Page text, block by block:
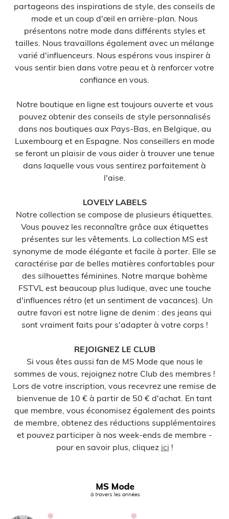
partageons des inspirations de style, des conseils de
mode et un coup d'œil en arrière-plan. Nous
présentons notre mode dans différents styles et
tailles. Nous travaillons également avec un mélange
varié d'influenceurs. Nous espérons vous inspirer à
vous sentir bien dans votre peau et à renforcer votre
confiance en vous.
Notre boutique en ligne est toujours ouverte et vous
pouvez obtenir des conseils de style personnalisés
dans nos boutiques aux Pays-Bas, en Belgique, au
Luxembourg et en Espagne. Nos conseillers en mode
se feront un plaisir de vous aider à trouver une tenue
dans laquelle vous vous sentirez parfaitement à
l'aise.
LOVELY LABELS
Notre collection se compose de plusieurs étiquettes.
Vous pouvez les reconnaître grâce aux étiquettes
présentes sur les vêtements. La collection MS est
synonyme de mode élégante et facile à porter. Elle se
caractérise par de belles matières confortables pour
des silhouettes féminines. Notre marque bohème
FSTVL est beaucoup plus ludique, avec une touche
d'influences rétro (et un sentiment de vacances). Un
autre favori est notre ligne de denim : des jeans qui
sont vraiment faits pour s'adapter à votre corps !
REJOIGNEZ LE CLUB
Si vous êtes aussi fan de MS Mode que nous le
sommes de vous, rejoignez notre Club des membres !
Lors de votre inscription, vous recevrez une remise de
bienvenue de 10 € à partir de 50 € d'achat. En tant
que membre, vous économisez également des points
de membre, obtenez des réductions supplémentaires
et pouvez participer à nos week-ends de membre -
pour en savoir plus, cliquez ici !